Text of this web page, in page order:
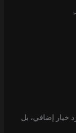
خيار إضافي، بل